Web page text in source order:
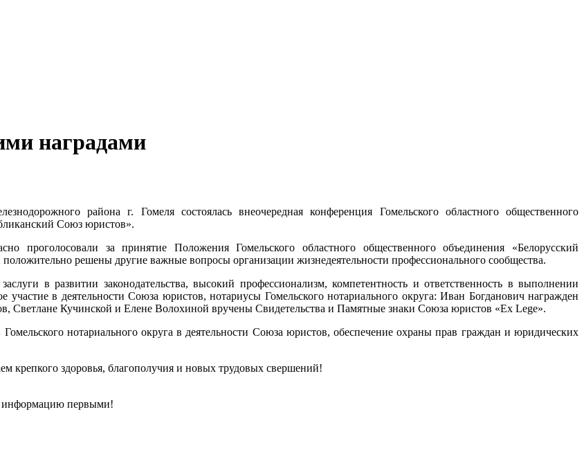
наградами
района г. Гомеля состоялась внеочередная конференция Гомельского областного общественного
Союз юристов».
проголосовали за принятие Положения Гомельского областного общественного объединения «Белорусский
решены другие важные вопросы организации жизнедеятельности профессионального сообщества.
в развитии законодательства, высокий профессионализм, компетентность и ответственность в выполнении
участие в деятельности Союза юристов, нотариусы Гомельского нотариального округа: Иван Богданович награжден
Светлане Кучинской и Елене Волохиной вручены Свидетельства и Памятные знаки Союза юристов «Ex Lege».
нотариального округа в деятельности Союза юристов, обеспечение охраны прав граждан и юридических
крепкого здоровья, благополучия и новых трудовых свершений!
информацию первыми!